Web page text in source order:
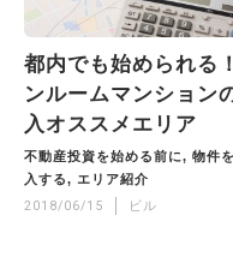
都内でも始められる
ンルームマンション
入オススメエリア
不動産投資を始める前に
物件
入する
エリア紹介
2018/06/15 ビル